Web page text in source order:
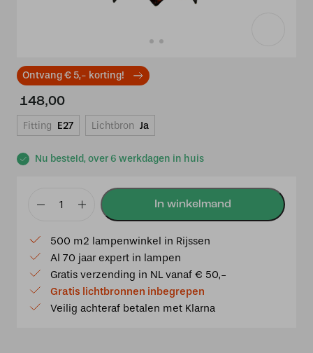
Ontvang € 5,- korting!
Nu besteld, over 6 werkdagen in huis
148,00
Fitting E27 Lichtbron Ja
Tiffany
zwart
met
Flow
Souplesse
Small
500 m2 lampenwinkel in Rijssen
Al 70 jaar expert in lampen
Gratis verzending in NL vanaf € 50,-
Gratis lichtbronnen inbegrepen
Veilig achteraf betalen met Klarna